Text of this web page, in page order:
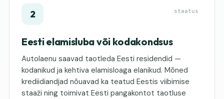
staatus
2
Eesti elamisluba või kodakondsus
Autolaenu saavad taotleda Eesti residendid —
kodanikud ja kehtiva elamisloaga elanikud. Mõned
krediidiandjad nõuavad ka teatud Eestis viibimise
staaži ning toimivat Eesti pangakontot taotluse